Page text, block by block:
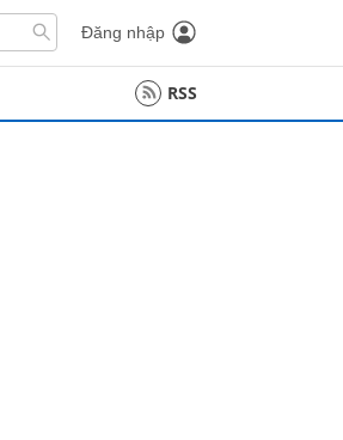
Đăng nhập
RSS